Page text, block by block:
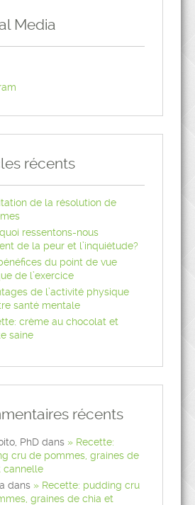
Media
récents
de la résolution de
ressentons-nous
de la peur et l’inquiétude?
du point de vue
de l’exercice
de l’activité physique
santé mentale
crème au chocolat et
saine
récents
PhDdans
Recette:
cru de pommes, graines de
cannelle
dans
Recette: pudding cru
graines de chia et